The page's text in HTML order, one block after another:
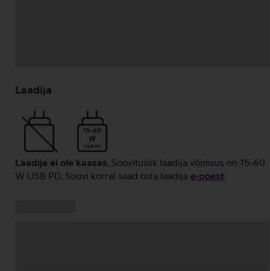
laadimine
Laadija
15-60
W
USB PD
Laadija ei ole kaasas. Soovituslik laadija võimsus on 15-60
W USB PD. Soovi korral saad osta laadija e‑poest.